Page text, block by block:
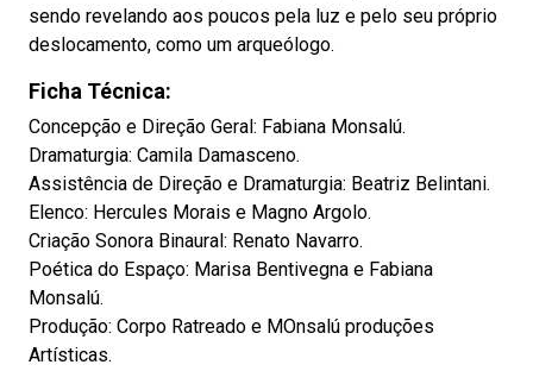
sendo revelando aos poucos pela luz e pelo seu próprio
deslocamento, como um arqueólogo.
Ficha Técnica:
Concepção e Direção Geral: Fabiana Monsalú.
Dramaturgia: Camila Damasceno.
Assistência de Direção e Dramaturgia: Beatriz Belintani.
Elenco: Hercules Morais e Magno Argolo.
Criação Sonora Binaural: Renato Navarro.
Poética do Espaço: Marisa Bentivegna e Fabiana
Monsalú.
Produção: Corpo Ratreado e MOnsalú produções
Artísticas.